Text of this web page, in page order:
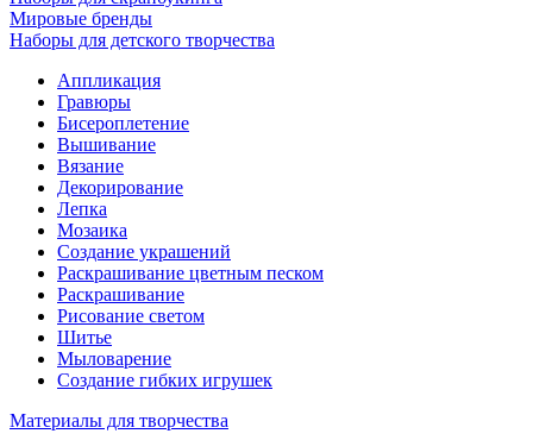
Мировые бренды
Наборы для детского творчества
Аппликация
Гравюры
Бисероплетение
Вышивание
Вязание
Декорирование
Лепка
Мозаика
Создание украшений
Раскрашивание цветным песком
Раскрашивание
Рисование светом
Шитье
Мыловарение
Создание гибких игрушек
Материалы для творчества